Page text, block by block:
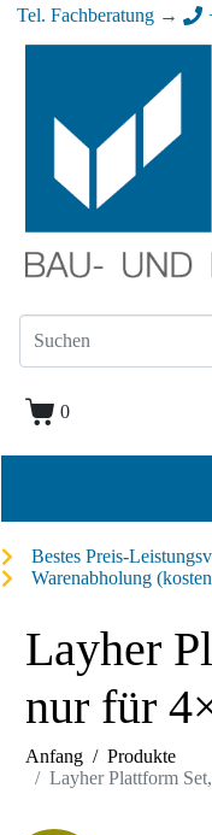
Tel. Fachberatung →
0
Bestes Preis-
Warenabholung
Layher
nur für
Anfang
Produkte
Layher Plattform